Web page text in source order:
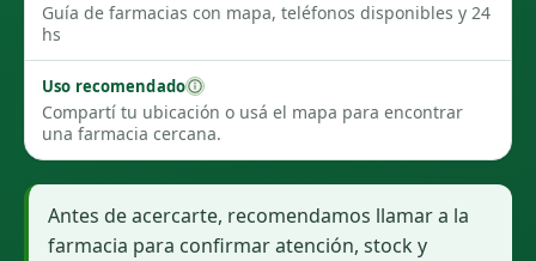
Guía de farmacias con mapa, teléfonos disponibles y 24
hs
Uso recomendado
Compartí tu ubicación o usá el mapa para encontrar
una farmacia cercana.
Antes de acercarte, recomendamos llamar a la
farmacia para confirmar atención, stock y